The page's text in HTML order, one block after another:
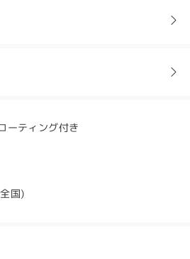
たりです。彼女はとても快適
る場合は、以下からお問い合わせく
質問する
ーティング付き
国)